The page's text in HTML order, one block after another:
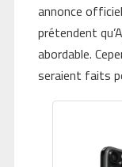
annonce
prétendent
abordable.
seraient faits